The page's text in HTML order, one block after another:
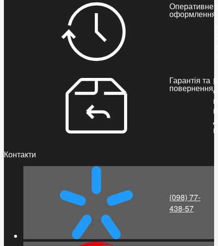
Оперативне
оформлення
Гарантія та
повернення
Контакти
(098) 77-
438-57